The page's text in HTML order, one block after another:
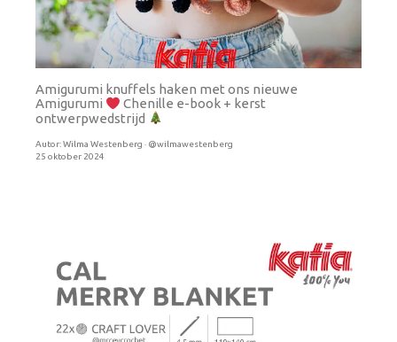
Amigurumi knuffels haken met ons nieuwe
Amigurumi
Chenille e-book + kerst
ontwerpwedstrijd
Autor:Wilma Westenberg · @wilmawestenberg
25 oktober 2024